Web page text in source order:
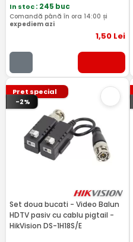
In stoc: 245 buc
Comandă până în ora 14:00 și
expediem azi
1,50Lei
Pret special
-2%
Set doua bucati - Video Balun
HDTV pasiv cu cablu pigtail -
HikVision DS-1H18S/E